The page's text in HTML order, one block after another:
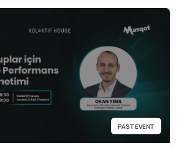
PAST EVENT